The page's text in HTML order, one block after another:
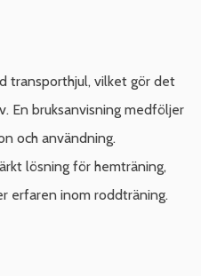
transporthjul, vilket gör det
En bruksanvisning medföljer
och användning.
lösning för hemträning,
erfaren inom roddträning.